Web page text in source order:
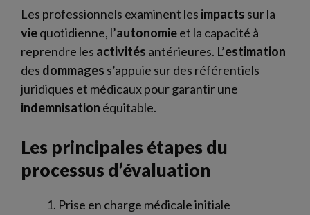
Les professionnels examinent les impacts sur la
viequotidienne, l’autonomieet la capacité à
reprendre les activités antérieures. L’estimation
des dommages s’appuie sur des référentiels
juridiques et médicaux pour garantir une
indemnisation équitable.
Les principales étapes du
processus d’évaluation
Prise en charge médicale initiale